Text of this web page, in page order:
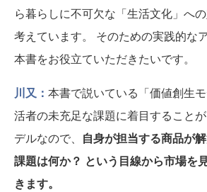
ら暮らしに不可欠な「生活文化」へ
考えています。 そのための実践的な
本書をお役立ていただきたいです。
川又： 本書で説いている「価値創生
活者の未充足な課題に着目すること
デルなので、 自身が担当する商品が
課題は何か？ という目線から市場を
きます。